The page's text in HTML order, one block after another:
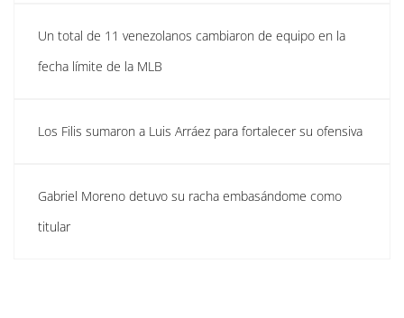
Un total de 11 venezolanos cambiaron de equipo en la
fecha límite de la MLB
Los Filis sumaron a Luis Arráez para fortalecer su ofensiva
Gabriel Moreno detuvo su racha embasándome como
titular